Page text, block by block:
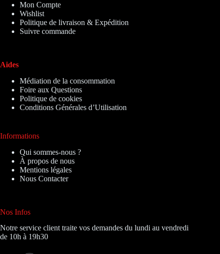
Mon Compte
Wishlist
Politique de livraison & Expédition
Suivre commande
Aides
Médiation de la consommation
Foire aux Questions
Politique de cookies
Conditions Générales d’Utilisation
Informations
Qui sommes-nous ?
À propos de nous
Mentions légales
Nous Contacter
Nos Infos
Notre service client traite vos demandes du lundi au vendredi
de 10h à 19h30